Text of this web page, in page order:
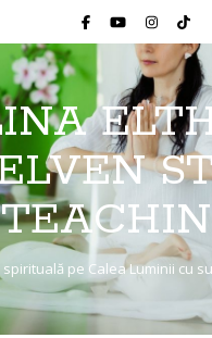
pe Calea Luminii cu